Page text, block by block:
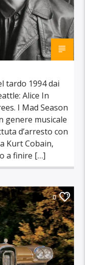
tardo 1994 dai
Alice In
I Mad Season
genere musicale
d’arresto con
Kurt Cobain,
a finire […]
0